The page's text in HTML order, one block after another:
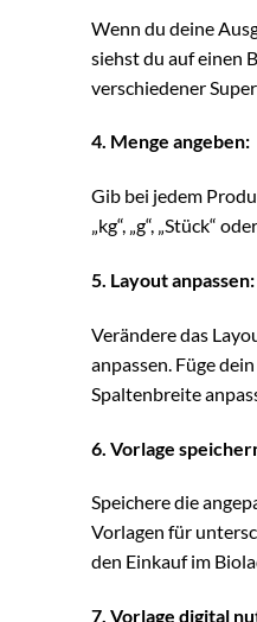
Wenn du deine
siehst du auf einen
verschiedener
4. Menge angeben:
Gib bei jedem
„kg“, „g“, „Stück“
5. Layout anpassen:
Verändere das
anpassen. Füge
Spaltenbreite
6. Vorlage
Speichere die
Vorlagen für
den Einkauf im
7. Vorlage digital